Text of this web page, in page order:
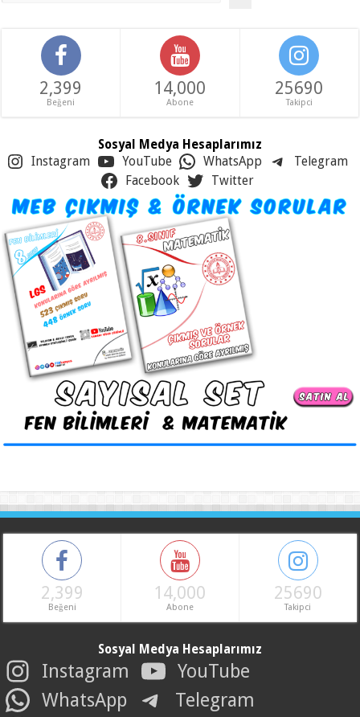
2,399
Beğeni
14,000
Abone
25690
Takipci
Sosyal Medya Hesaplarımız
Instagram YouTube WhatsApp
Telegram
Facebook
Twitter
2,399
Beğeni
14,000
Abone
25690
Takipci
Sosyal Medya Hesaplarımız
Instagram
YouTube
WhatsApp
Telegram